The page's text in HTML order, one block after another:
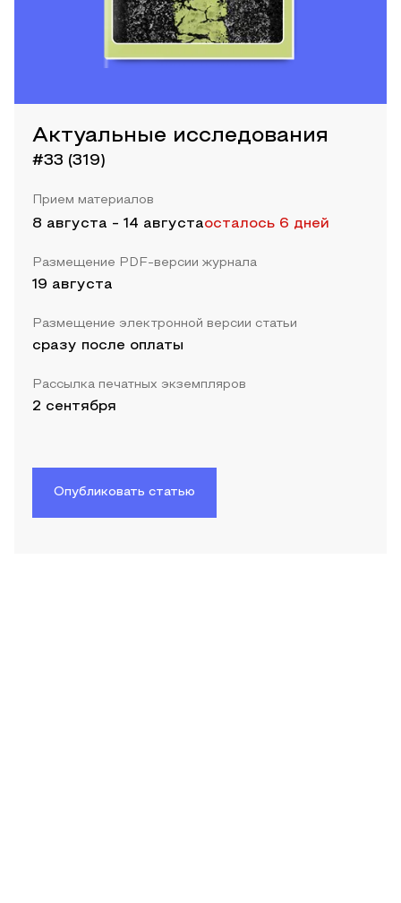
Актуальные исследования
#33 (319)
Прием материалов
8 августа - 14 августаосталось 6 дней
Размещение PDF-версии журнала
19 августа
Размещение электронной версии статьи
сразу после оплаты
Рассылка печатных экземпляров
2 сентября
Опубликовать статью